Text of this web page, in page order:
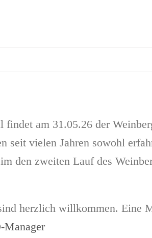
am 31.05.26 der
seit vielen Jahren sowohl
den zweiten Lauf des
herzlich willkommen. Eine
Manager